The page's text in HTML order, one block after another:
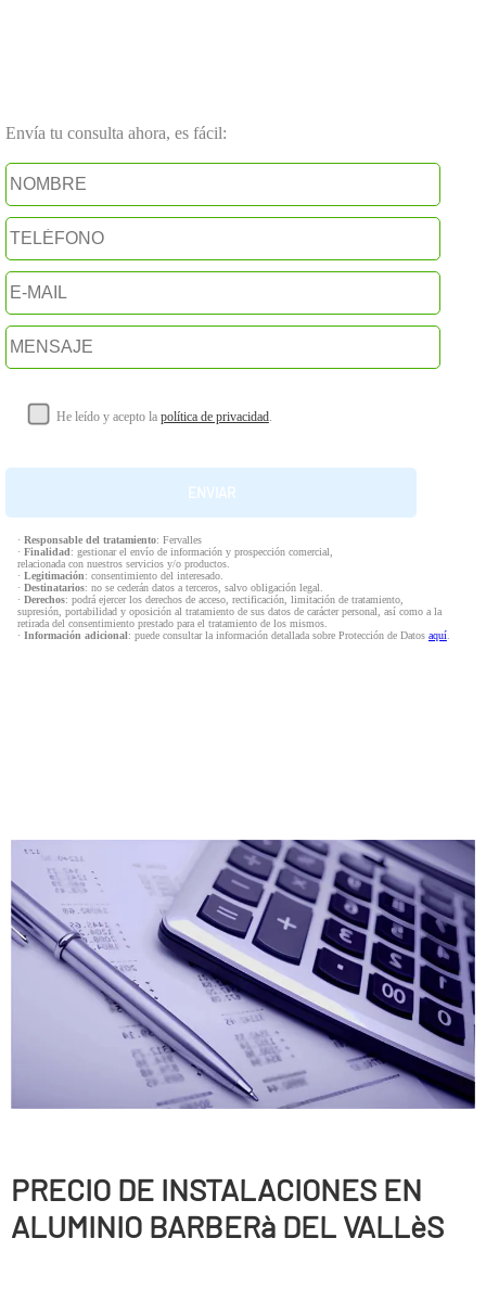
Envía tu consulta ahora, es fácil:
He leído y acepto la política de privacidad.
· Responsable del tratamiento: Fervalles
· Finalidad: gestionar el envío de información y prospección comercial,
relacionada con nuestros servicios y/o productos.
· Legitimación: consentimiento del interesado.
· Destinatarios: no se cederán datos a terceros, salvo obligación legal.
· Derechos: podrá ejercer los derechos de acceso, rectificación, limitación de tratamiento,
supresión, portabilidad y oposición al tratamiento de sus datos de carácter personal, así como a la
retirada del consentimiento prestado para el tratamiento de los mismos.
· Información adicional: puede consultar la información detallada sobre Protección de Datos aquí.
PRECIO DE INSTALACIONES EN
ALUMINIO BARBERà DEL VALLèS